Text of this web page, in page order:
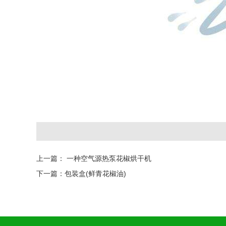
上一篇： 一种空气源热泵花椒烘干机
下一篇： 包装盒(鲜青花椒油)